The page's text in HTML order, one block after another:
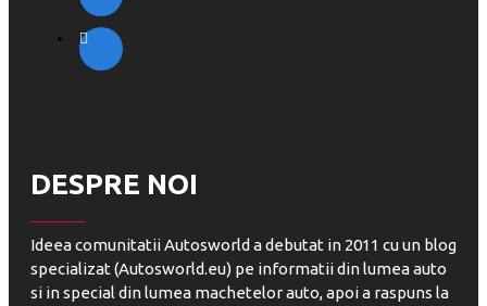
DESPRE NOI
Ideea comunitatii Autosworld a debutat in 2011 cu un blog
specializat (Autosworld.eu) pe informatii din lumea auto
si in special din lumea machetelor auto, apoi a raspuns la